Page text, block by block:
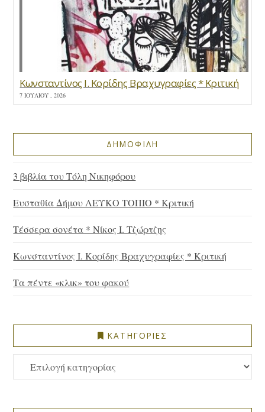
Κωνσταντίνος Ι. Κορίδης Βραχυγραφίες * Κριτική
7 ΙΟΥΛΊΟΥ , 2026
ΔΗΜΟΦΙΛΗ
3 βιβλία του Τόλη Νικηφόρου
Ευσταθία Δήμου ΛΕΥΚΟ ΤΟΠΙΟ * Κριτική
Τέσσερα σονέτα * Νίκος Ι. Τζώρτζης
Κωνσταντίνος Ι. Κορίδης Βραχυγραφίες * Κριτική
Τα πέντε «κλικ» του φακού
ΚΑΤΗΓΟΡΙΕΣ
ΚΑΤΗΓΟΡΙΕΣ